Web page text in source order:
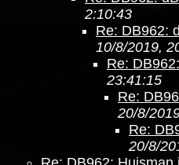
2:10:43
Re: DB962:
10/8/2019,
Re:
23:41:15
Re:
20/8/
Re:
20/8/